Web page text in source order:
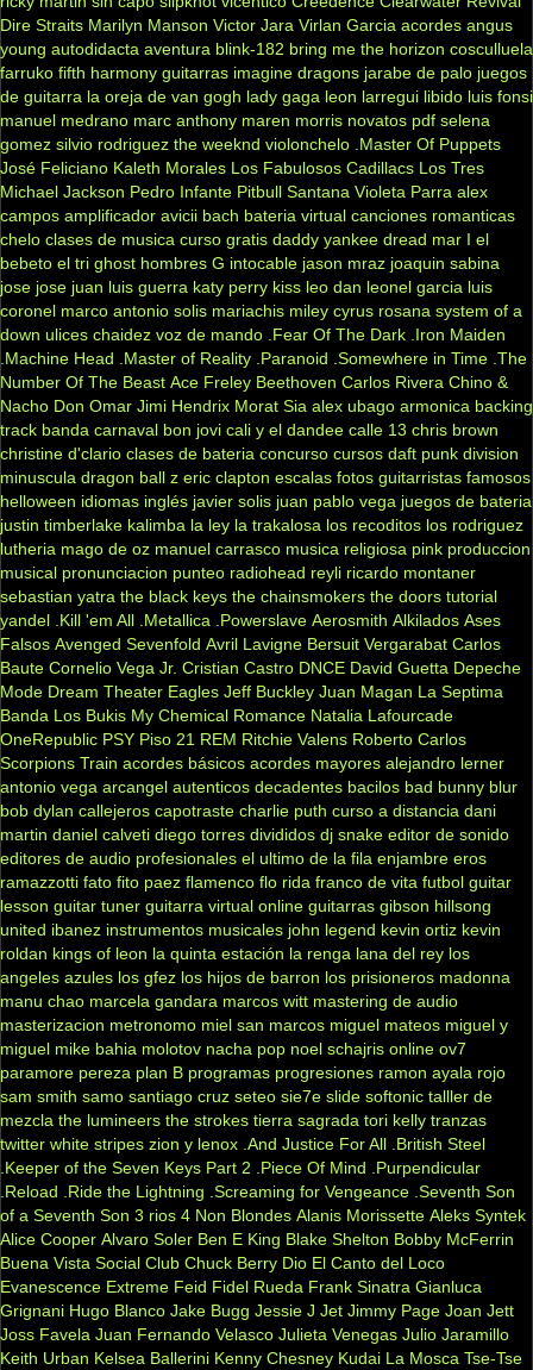
Dire Straits Marilyn Manson Victor Jara Virlan Garcia acordes angus
young autodidacta aventura blink-182 bring me the horizon cosculluela
farruko fifth harmony guitarras imagine dragons jarabe de palo juegos
de guitarra la oreja de van gogh lady gaga leon larregui libido luis fonsi
manuel medrano marc anthony maren morris novatos pdf selena
gomez silvio rodriguez the weeknd violonchelo .Master Of Puppets
José Feliciano Kaleth Morales Los Fabulosos Cadillacs Los Tres
Michael Jackson Pedro Infante Pitbull Santana Violeta Parra alex
campos amplificador avicii bach bateria virtual canciones romanticas
chelo clases de musica curso gratis daddy yankee dread mar I el
bebeto el tri ghost hombres G intocable jason mraz joaquin sabina
jose jose juan luis guerra katy perry kiss leo dan leonel garcia luis
coronel marco antonio solis mariachis miley cyrus rosana system of a
down ulices chaidez voz de mando .Fear Of The Dark .Iron Maiden
.Machine Head
.Master of Reality .Paranoid .Somewhere in Time .The
Number Of The Beast Ace Freley Beethoven Carlos Rivera Chino &
Nacho Don Omar Jimi Hendrix Morat Sia alex ubago armonica backing
track banda carnaval bon jovi cali y el dandee calle 13 chris brown
christine d'clario clases de bateria concurso cursos daft punk division
minuscula dragon ball z eric clapton escalas fotos guitarristas famosos
helloween idiomas inglés javier solis juan pablo vega juegos de bateria
justin timberlake kalimba la ley la trakalosa los recoditos los rodriguez
lutheria mago de oz manuel carrasco musica religiosa pink produccion
musical pronunciacion punteo radiohead reyli ricardo montaner
sebastian yatra the black keys the chainsmokers the doors tutorial
yandel .Kill 'em All .Metallica .Powerslave Aerosmith Alkilados Ases
Falsos Avenged Sevenfold Avril Lavigne Bersuit Vergarabat Carlos
Baute Cornelio Vega Jr. Cristian Castro DNCE David Guetta Depeche
Mode Dream Theater Eagles Jeff Buckley Juan Magan La Septima
Banda Los Bukis My Chemical Romance Natalia Lafourcade
OneRepublic PSY Piso 21 REM Ritchie Valens Roberto Carlos
Scorpions Train acordes básicos acordes mayores alejandro lerner
antonio vega arcangel autenticos decadentes bacilos bad bunny blur
bob dylan callejeros capotraste charlie puth curso a distancia dani
martin daniel calveti diego torres divididos dj snake editor de sonido
editores de audio profesionales el ultimo de la fila enjambre eros
ramazzotti fato fito paez flamenco flo rida franco de vita futbol guitar
lesson guitar tuner guitarra virtual online guitarras gibson hillsong
united ibanez instrumentos musicales john legend kevin ortiz kevin
roldan kings of leon la quinta estación la renga lana del rey los
angeles azules los gfez los hijos de barron los prisioneros madonna
manu chao marcela gandara marcos witt mastering de audio
masterizacion metronomo miel san marcos miguel mateos miguel y
miguel mike bahia molotov nacha pop noel schajris online ov7
paramore pereza plan B programas progresiones ramon ayala rojo
sam smith samo santiago cruz seteo sie7e slide softonic talller de
mezcla the lumineers the strokes tierra sagrada tori kelly tranzas
twitter white stripes zion y lenox .And Justice For All .British Steel
.Keeper of the Seven Keys Part 2
.Piece Of Mind
.Purpendicular
.Reload
.Ride the Lightning .Screaming for Vengeance .Seventh Son
of a Seventh Son 3 rios 4 Non Blondes Alanis Morissette Aleks Syntek
Alice Cooper Alvaro Soler Ben E King Blake Shelton Bobby McFerrin
Buena Vista Social Club Chuck Berry Dio El Canto del Loco
Evanescence Extreme Feid Fidel Rueda Frank Sinatra Gianluca
Grignani Hugo Blanco Jake Bugg Jessie J Jet Jimmy Page Joan Jett
Joss Favela Juan Fernando Velasco Julieta Venegas Julio Jaramillo
Keith Urban Kelsea Ballerini Kenny Chesney Kudai La Mosca Tse-Tse